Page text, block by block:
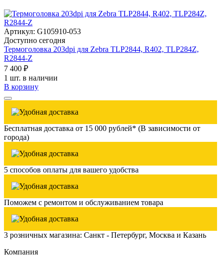
Артикул: G105910-053
Доступно сегодня
Термоголовка 203dpi для Zebra TLP2844, R402, TLP284Z,
R2844-Z
7 400 ₽
1 шт. в наличии
В корзину
Бесплатная доставка от 15 000 рублей* (В зависимости от
города)
5 способов оплаты для вашего удобства
Поможем с ремонтом и обслуживанием товара
3 розничных магазина: Санкт - Петербург, Москва и Казань
Компания